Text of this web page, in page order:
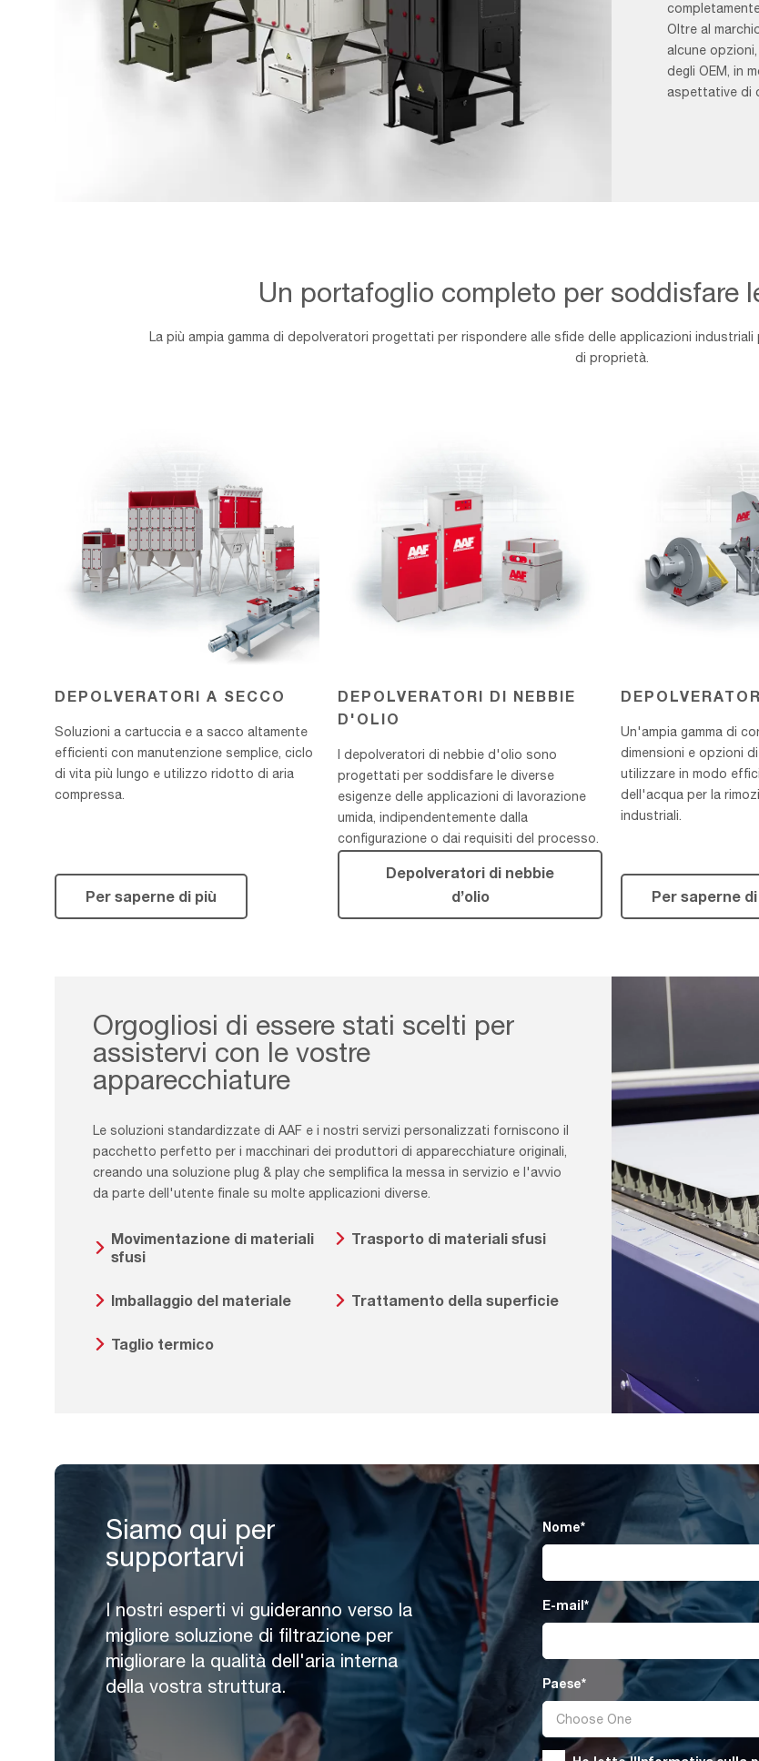
Oltre al
alcune
degli OEM, in
aspettative di
Un portafoglio completo per soddisfare
La più ampia gamma di depolveratori progettati per rispondere alle sfide delle applicazioni
di proprietà.
DEPOLVERATORI A SECCO
Soluzioni a cartuccia e a sacco altamente
efficienti con manutenzione semplice, ciclo
di vita più lungo e utilizzo ridotto di aria
compressa.
Per saperne di più
DEPOLVERATORI DI NEBBIE
D'OLIO
I depolveratori di nebbie d'olio sono
progettati per soddisfare le diverse
esigenze delle applicazioni di lavorazione
umida, indipendentemente dalla
configurazione o dai requisiti del processo.
Depolveratori di nebbie
d’olio
Un'ampia gamma di
dimensioni e opzioni
utilizzare in modo
dell'acqua per la
industriali.
Per saperne
Orgogliosi di essere stati scelti per
assistervi con le vostre
apparecchiature
Le soluzioni standardizzate di AAF e i nostri servizi personalizzati forniscono il
pacchetto perfetto per i macchinari dei produttori di apparecchiature originali,
creando una soluzione plug & play che semplifica la messa in servizio e l'avvio
da parte dell'utente finale su molte applicazioni diverse.
Movimentazione di materiali
sfusi
Trasporto di materiali sfusi
Imballaggio del materiale Trattamento della superficie
Taglio termico
Siamo qui per
supportarvi
I nostri esperti vi guideranno verso la
migliore soluzione di filtrazione per
migliorare la qualità dell'aria interna
della vostra struttura.
Nome*
E-mail*
Paese*